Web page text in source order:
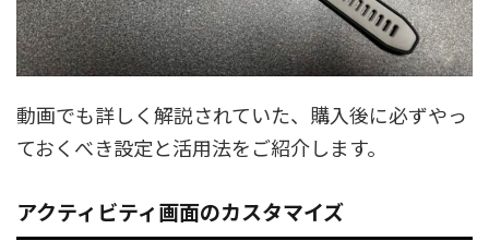
動画でも詳しく解説されていた、購入後に必ずやっ
ておくべき設定と活用法をご紹介します。
アクティビティ画面のカスタマイズ